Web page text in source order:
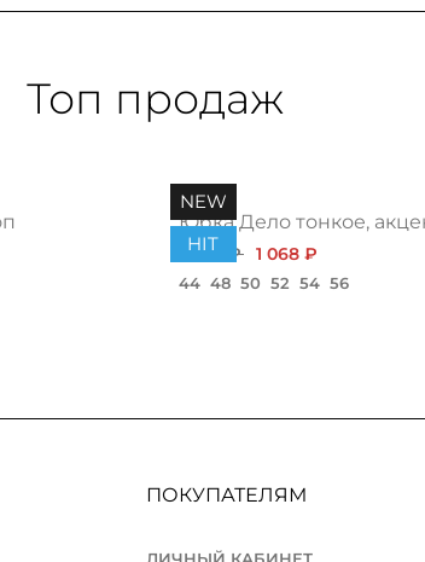
Топ продаж
NEW
HIT
Юбка Дело тонкое,
1 200 ₽ 1 068 ₽
44 48 50 52 54 56
ПОКУПАТЕЛЯМ